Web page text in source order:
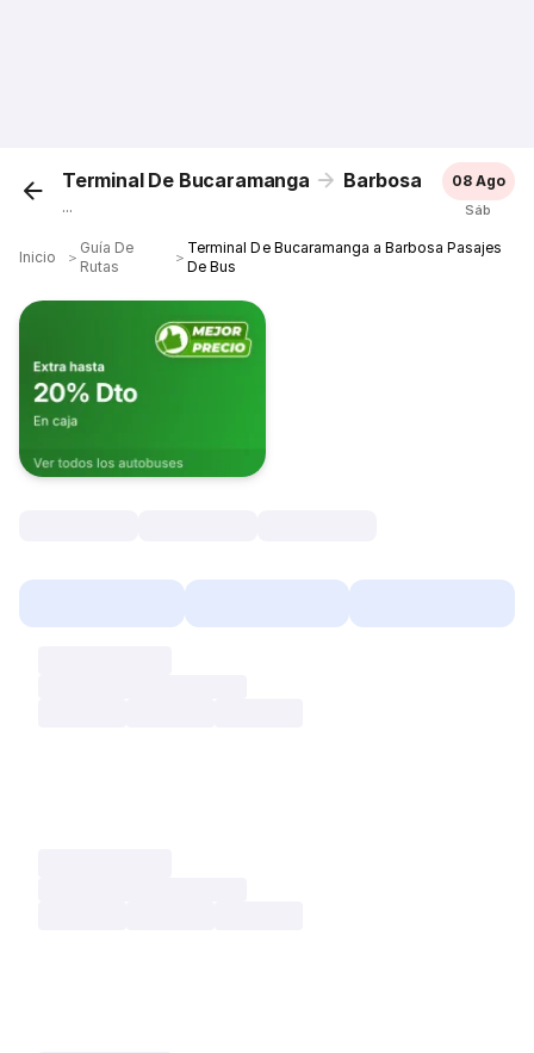
Terminal De Bucaramanga Barbosa
...
08 Ago
Sáb
Inicio ＞
Guía De
Rutas
＞
Terminal De Bucaramanga a Barbosa Pasajes
De Bus